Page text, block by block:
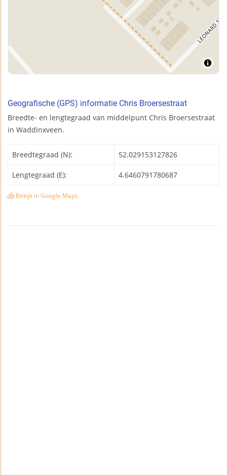
Geografische (GPS) informatie Chris Broersestraat
Breedte- en lengtegraad van middelpunt Chris Broersestraat
in Waddinxveen.
Breedtegraad (N): 52.029153127826
Lengtegraad (E): 4.6460791780687
Bekijk in Google Maps